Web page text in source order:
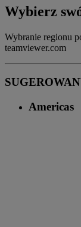
Wybierz
Wybranie regionu
teamviewer.com
Americas